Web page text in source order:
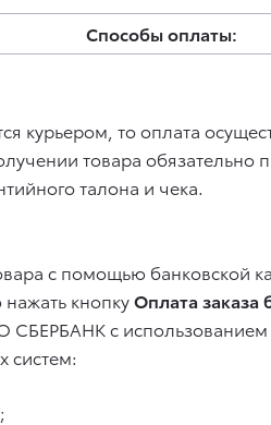
Способы оплаты:
курьером, то оплата
товара обязательно
талона и чека.
с помощью банковской
кнопкуОплата заказа
СБЕРБАНК с использованием
систем:
;